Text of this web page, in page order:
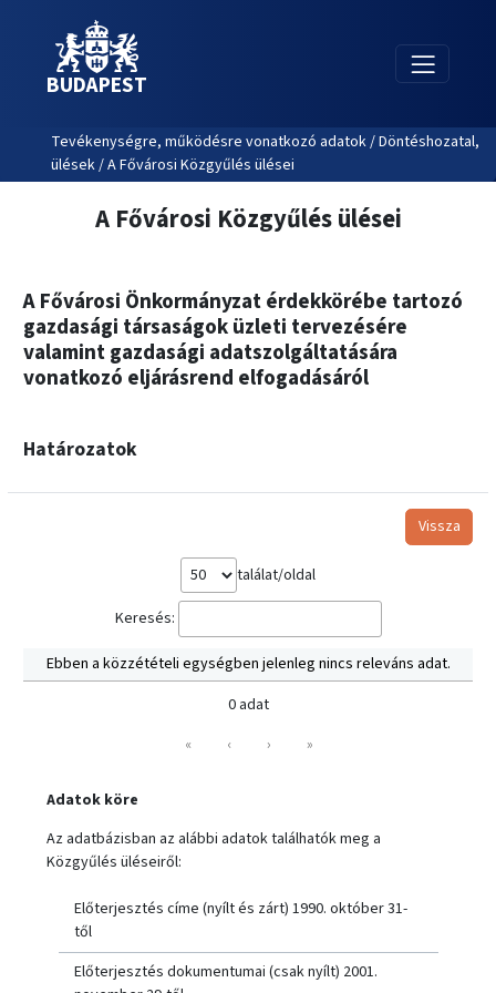
BUDAPEST
Tevékenységre, működésre vonatkozó adatok / Döntéshozatal,
ülések / A Fővárosi Közgyűlés ülései
A Fővárosi Közgyűlés ülései
A Fővárosi Önkormányzat érdekkörébe tartozó
gazdasági társaságok üzleti tervezésére
valamint gazdasági adatszolgáltatására
vonatkozó eljárásrend elfogadásáról
Határozatok
Vissza
találat/oldal
Keresés:
Ebben a közzétételi egységben jelenleg nincs releváns adat.
0 adat
«
‹ › »
Adatok köre
Az adatbázisban az alábbi adatok találhatók meg a
Közgyűlés üléseiről:
Előterjesztés címe (nyílt és zárt) 1990. október 31-
től
Előterjesztés dokumentumai (csak nyílt) 2001.